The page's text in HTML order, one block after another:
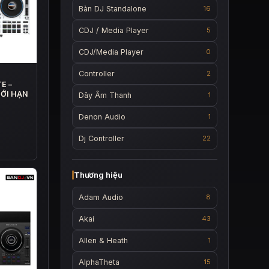
–
HẠN
₫.
Bàn DJ Standalone 16
CDJ / Media Player 5
CDJ/Media Player 0
Controller 2
Dây Âm Thanh 1
Denon Audio 1
Dj Controller 22
Thương hiệu
Adam Audio 8
Akai 43
Allen & Heath 1
AlphaTheta 15